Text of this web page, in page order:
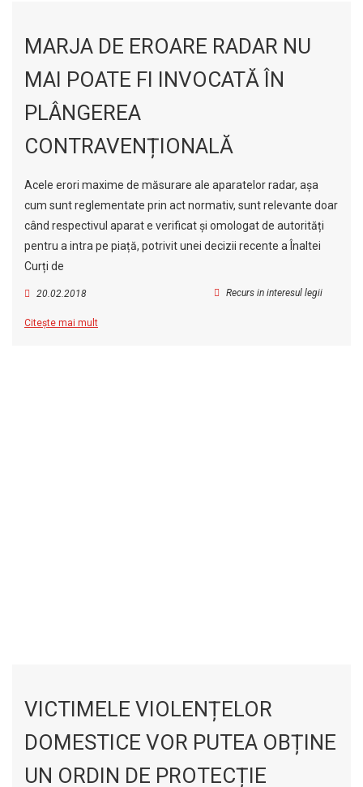
MARJA DE EROARE RADAR NU
MAI POATE FI INVOCATĂ ÎN
PLÂNGEREA
CONTRAVENȚIONALĂ
Acele erori maxime de măsurare ale aparatelor radar, așa
cum sunt reglementate prin act normativ, sunt relevante doar
când respectivul aparat e verificat și omologat de autorități
pentru a intra pe piață, potrivit unei decizii recente a Înaltei
Curți de
20.02.2018 Recurs in interesul legii
Citește mai mult
VICTIMELE VIOLENȚELOR
DOMESTICE VOR PUTEA OBȚINE
UN ORDIN DE PROTECȚIE